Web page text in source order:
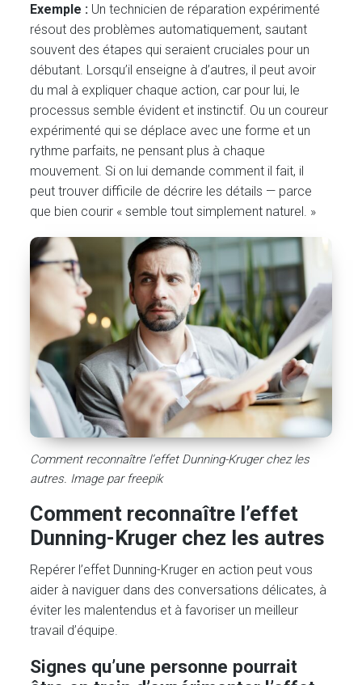
Exemple : Un technicien de réparation expérimenté
résout des problèmes automatiquement, sautant
souvent des étapes qui seraient cruciales pour un
débutant. Lorsqu’il enseigne à d’autres, il peut avoir
du mal à expliquer chaque action, car pour lui, le
processus semble évident et instinctif. Ou un coureur
expérimenté qui se déplace avec une forme et un
rythme parfaits, ne pensant plus à chaque
mouvement. Si on lui demande comment il fait, il
peut trouver difficile de décrire les détails — parce
que bien courir « semble tout simplement naturel. »
Comment reconnaître l’effet Dunning-Kruger chez les
autres. Image par freepik
Comment reconnaître l’effet
Dunning-Kruger chez les autres
Repérer l’effet Dunning-Kruger en action peut vous
aider à naviguer dans des conversations délicates, à
éviter les malentendus et à favoriser un meilleur
travail d’équipe.
Signes qu’une personne pourrait